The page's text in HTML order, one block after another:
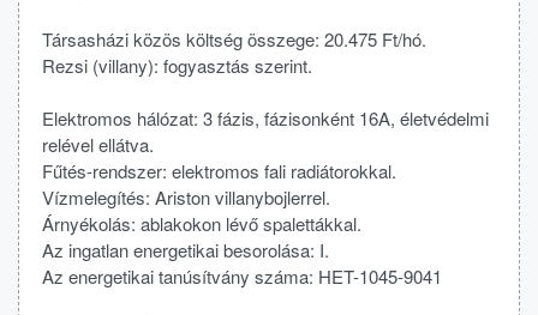
Társasházi közös költség összege: 20.475 Ft/hó.
Rezsi (villany): fogyasztás szerint.
Elektromos hálózat: 3 fázis, fázisonként 16A, életvédelmi
relével ellátva.
Fűtés-rendszer: elektromos fali radiátorokkal.
Vízmelegítés: Ariston villanybojlerrel.
Árnyékolás: ablakokon lévő spalettákkal.
Az ingatlan energetikai besorolása: I.
Az energetikai tanúsítvány száma: HET-1045-9041